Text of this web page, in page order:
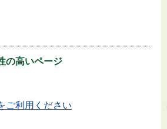
の高いページ
ご利用ください